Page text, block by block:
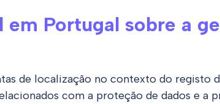
em Portugal sobre a
de localização no contexto do registo
com a proteção de dados e a